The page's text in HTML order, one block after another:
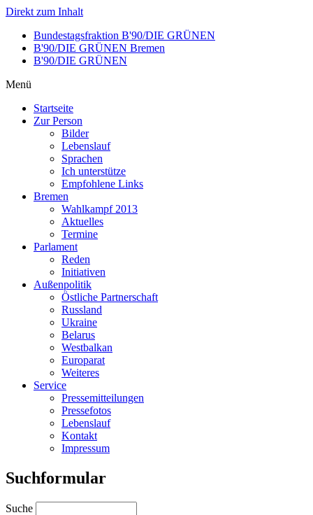
Direkt zum Inhalt
Bundestagsfraktion B'90/DIE GRÜNEN
B'90/DIE GRÜNEN Bremen
B'90/DIE GRÜNEN
Menü
Startseite
Zur Person
Bilder
Lebenslauf
Sprachen
Ich unterstütze
Empfohlene Links
Bremen
Wahlkampf 2013
Aktuelles
Termine
Parlament
Reden
Initiativen
Außenpolitik
Östliche Partnerschaft
Russland
Ukraine
Belarus
Westbalkan
Europarat
Weiteres
Service
Pressemitteilungen
Pressefotos
Lebenslauf
Kontakt
Impressum
Suchformular
Suche